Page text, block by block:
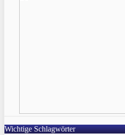
Wichtige Schlagwörter